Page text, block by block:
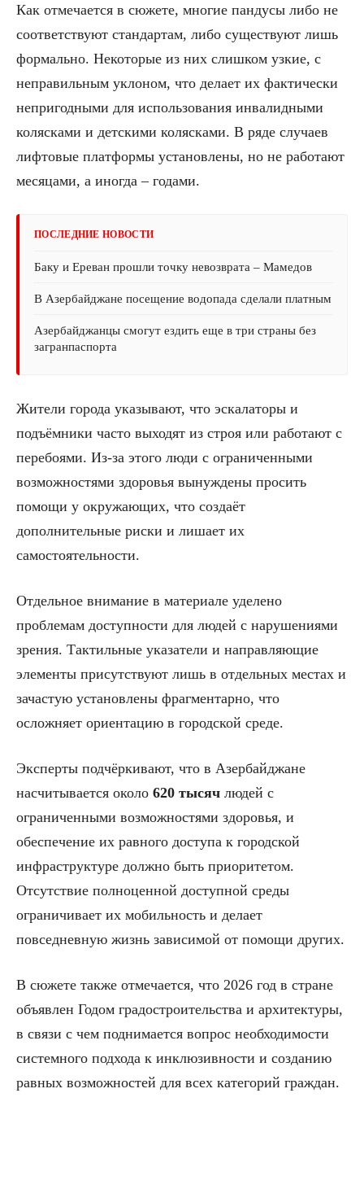
Как отмечается в сюжете, многие пандусы либо не
соответствуют стандартам, либо существуют лишь
формально. Некоторые из них слишком узкие, с
неправильным уклоном, что делает их фактически
непригодными для использования инвалидными
колясками и детскими колясками. В ряде случаев
лифтовые платформы установлены, но не работают
месяцами, а иногда – годами.
ПОСЛЕДНИЕ НОВОСТИ
Баку и Ереван прошли точку невозврата – Мамедов
В Азербайджане посещение водопада сделали платным
Азербайджанцы смогут ездить еще в три страны без
загранпаспорта
Жители города указывают, что эскалаторы и
подъёмники часто выходят из строя или работают с
перебоями. Из-за этого люди с ограниченными
возможностями здоровья вынуждены просить
помощи у окружающих, что создаёт
дополнительные риски и лишает их
самостоятельности.
Отдельное внимание в материале уделено
проблемам доступности для людей с нарушениями
зрения. Тактильные указатели и направляющие
элементы присутствуют лишь в отдельных местах и
зачастую установлены фрагментарно, что
осложняет ориентацию в городской среде.
Эксперты подчёркивают, что в Азербайджане
насчитывается около 620 тысяч людей с
ограниченными возможностями здоровья, и
обеспечение их равного доступа к городской
инфраструктуре должно быть приоритетом.
Отсутствие полноценной доступной среды
ограничивает их мобильность и делает
повседневную жизнь зависимой от помощи других.
В сюжете также отмечается, что 2026 год в стране
объявлен Годом градостроительства и архитектуры,
в связи с чем поднимается вопрос необходимости
системного подхода к инклюзивности и созданию
равных возможностей для всех категорий граждан.